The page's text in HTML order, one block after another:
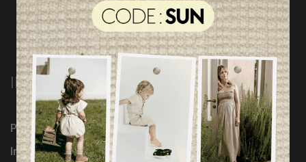
INFORMATIONS
Programme Loyauté
Influenceuses